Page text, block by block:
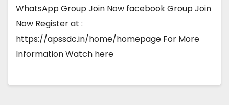
WhatsApp Group Join Now facebook Group Join
Now Register at :
https://apssdc.in/home/homepage For More
Information Watch here